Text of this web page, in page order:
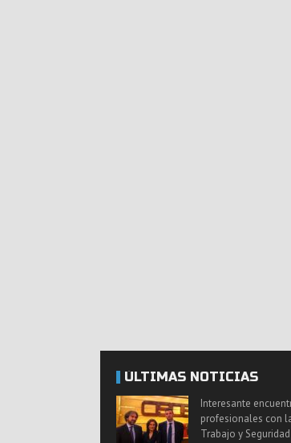
ÚLTIMAS NOTICIAS
Interesante
profesionales con
Trabajo y